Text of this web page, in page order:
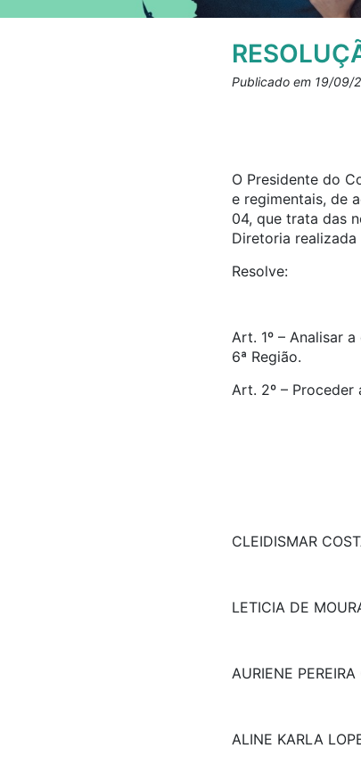
Publicado em 19/09/
O Presidente do
e regimentais, de
04, que trata das
Diretoria realizada
Resolve:
Art. 1º – Analisar
6ª Região.
Art. 2º – Proceder
CLEIDISMAR
LETICIA DE
AURIENE
ALINE KARLA